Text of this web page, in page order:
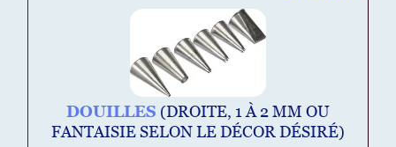
DOUILLES (DROITE, 1 À 2 MM OU
FANTAISIE SELON LE DÉCOR DÉSIRÉ)